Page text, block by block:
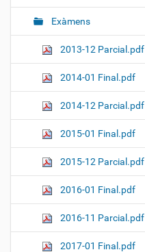
i
Exàmens
2013-12 Parcial.pdf
2014-01 Final.pdf
2014-12 Parcial.pdf
2015-01 Final.pdf
2015-12 Parcial.pdf
2016-01 Final.pdf
2016-11 Parcial.pdf
2017-01 Final.pdf